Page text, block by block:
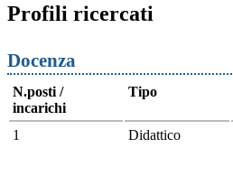
Profili ricercati
Docenza
N.posti /
incarichi
Tipo
1 Didattico